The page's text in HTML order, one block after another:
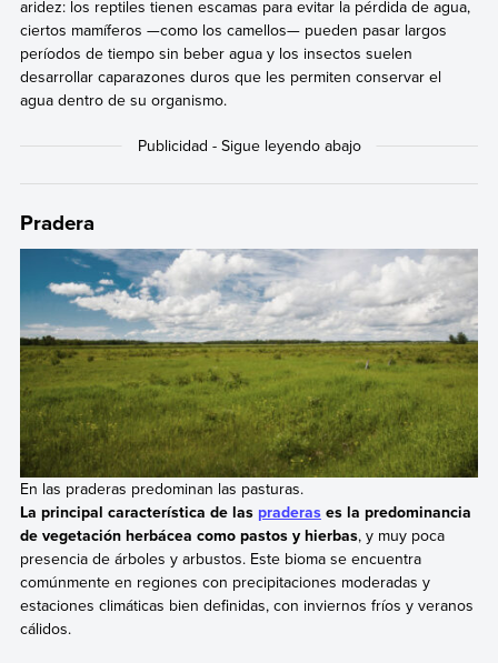
aridez: los reptiles tienen escamas para evitar la pérdida de agua,
ciertos mamíferos —como los camellos— pueden pasar largos
períodos de tiempo sin beber agua y los insectos suelen
desarrollar caparazones duros que les permiten conservar el
agua dentro de su organismo.
Pradera
En las praderas predominan las pasturas.
La principal característica de las praderases la predominancia
de vegetación herbácea como pastos y hierbas, y muy poca
presencia de árboles y arbustos. Este bioma se encuentra
comúnmente en regiones con precipitaciones moderadas y
estaciones climáticas bien definidas, con inviernos fríos y veranos
cálidos.